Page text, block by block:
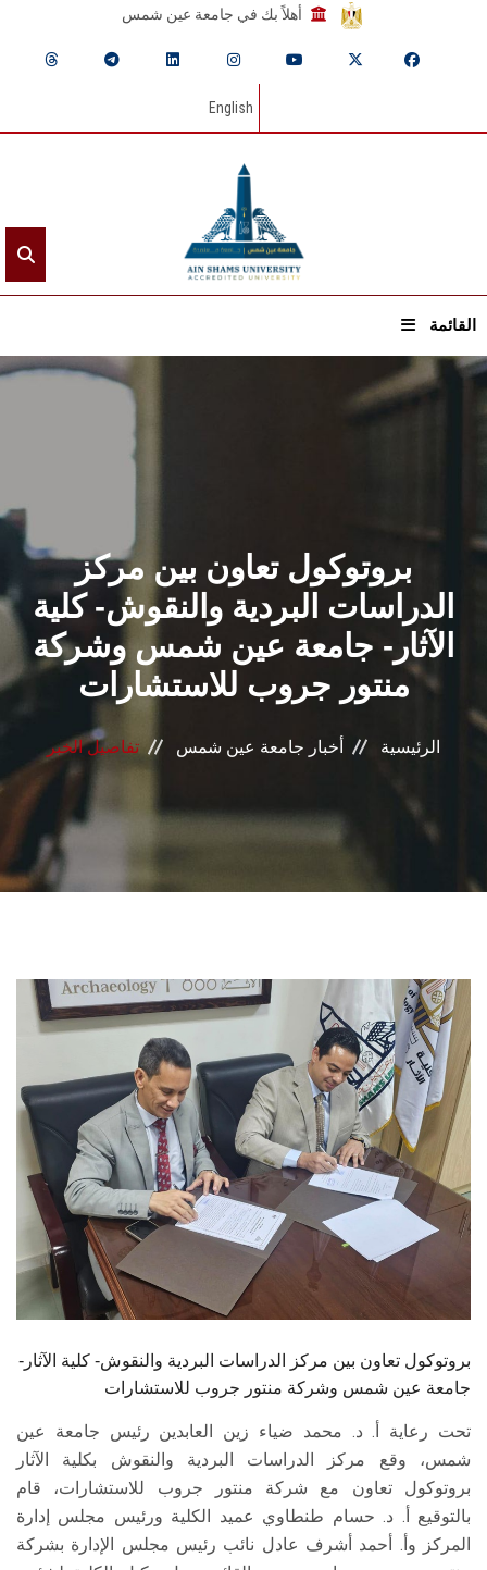
أهلاً بك في جامعة عين شمس
English
القائمة
القطاعـات
الشئون الأكاديمية
البحث العلمي
الرعاية الصحية
المراكز والوحدات
الأنظمة الذكية
الإعلام
الطلاب
الدراسات العليا
الخريجين
الموظفون
الزائـرون
بروتوكول تعاون بين مركز
الدراسات البردية والنقوش- كلية
الآثار- جامعة عين شمس وشركة
منتور جروب للاستشارات
الرئيسية أخبار جامعة عين شمس تفاصيل الخبر
بروتوكول تعاون بين مركز الدراسات البردية والنقوش- كلية الآثار-
جامعة عين شمس وشركة منتور جروب للاستشارات
تحت رعاية أ. د. محمد ضياء زين العابدين رئيس جامعة عين
شمس، وقع مركز الدراسات البردية والنقوش بكلية الآثار
بروتوكول تعاون مع شركة منتور جروب للاستشارات، قام
بالتوقيع أ. د. حسام طنطاوي عميد الكلية ورئيس مجلس إدارة
المركز وأ. أحمد أشرف عادل نائب رئيس مجلس الإدارة بشركة